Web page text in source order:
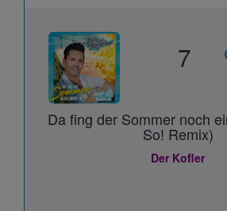
7
Da fing der Sommer noch
So! Remix)
Der Kofler